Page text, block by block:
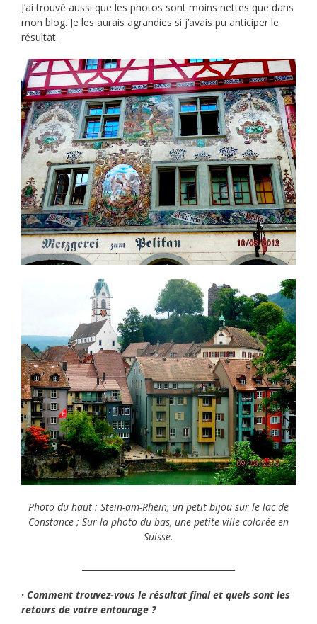
J’ai trouvé aussi que les photos sont moins nettes que dans
mon blog. Je les aurais agrandies si j’avais pu anticiper le
résultat.
Photo du haut : Stein-am-Rhein, un petit bijou sur le lac de
Constance ; Sur la photo du bas, une petite ville colorée en
Suisse.
· Comment trouvez-vous le résultat final et quels sont les
retours de votre entourage ?